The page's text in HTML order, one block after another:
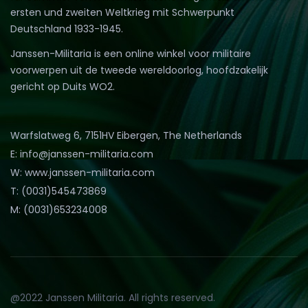
ersten und zweiten Weltkrieg mit Schwerpunkt
Deutschland 1933-1945.
Janssen-Militaria is een online winkel voor militaire
voorwerpen uit de tweede wereldoorlog, hoofdzakelijk
gericht op Duits WO2.
Warfslatweg 6, 7151HV Eibergen, The Netherlands
E: info@janssen-militaria.com
W: www.janssen-militaria.com
T: (0031)545473869
M: (0031)653234008
@2022 Janssen Militaria. All rights reserved.